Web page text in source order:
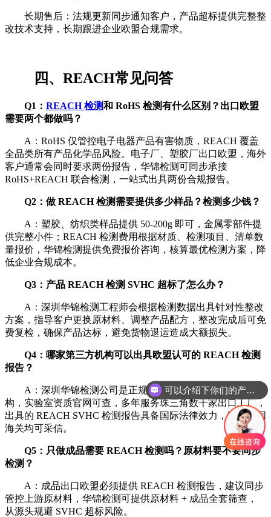
长期售后：法规更新同步通知客户，产品超标提供完整整
改技术支持，长期跟进企业欧盟合规需求。
四、REACH常见问答
Q1： REACH 检测和 RoHS 检测有什么区别？出口欧盟
需要两个都做吗？
A：RoHS 仅管控电子电器产品有害物质，REACH 覆盖
全品类所有产品化学品风险。电子厂、塑胶厂出口欧盟，海外
客户通常会同时要求两份报告，华锦检测可同步承接
RoHS+REACH 联合检测，一站式出具两份合规报告。
Q2：做 REACH 检测需要提供多少样品？检测多少钱？
A：塑胶、纺织类样品提供 50-200g 即可，金属零部件提
供完整小件；REACH 检测费用根据材质、检测项目、清单数
量报价，华锦检测提供免费报价咨询，核算最优检测方案，降
低企业合规成本。
Q3：产品 REACH 检测 SVHC 超标了怎么办？
A：深圳华锦检测工程师会根据检测数据出具针对性整改
方案，指导客户更换原材料、调整产品配方，整改完成后可免
费复检，确保产品达标，避免货物退运造成大额损失。
Q4：哪家第三方机构可以出具欧盟认可的 REACH 检测
报告？
A：深圳华锦检测公司是正规 CNAS/CMA 第三方检测机
构，实验室资质官网可查，多年服务珠三角数千家出口工厂，
出具的 REACH SVHC 检测报告具备国际法律效力，欧盟各国
海关均可采信。
Q5：只做成品需要 REACH 检测吗？原材料要不要同步
检测？
A：成品出口欧盟必须提供 REACH 检测报告，建议同步
管控上游原材料，华锦检测可提供原材料 + 成品全套筛查，
从源头规避 SVHC 超标风险。
你们是怎么收费的呢